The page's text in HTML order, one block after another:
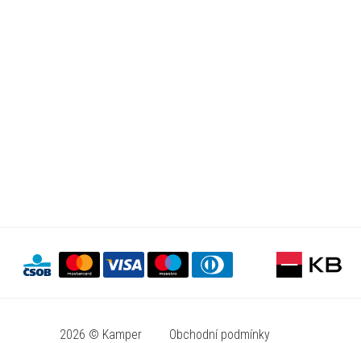
2026 © Kamper
Obchodní podmínky